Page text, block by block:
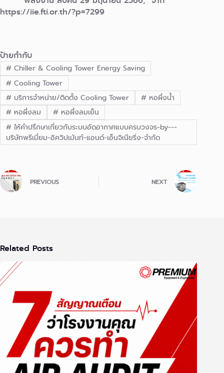
https://iie.fti.or.th/?p=7299
ป้ายกำกับ
# Chiller & Cooling Tower Energy Saving
# Cooling Tower
# บริการจำหน่าย/ติดตั้ง Cooling Tower # หอผึ่งน้ำ
# หอผึ่งลม # หอผึ่งลมเย็น
# ให้คำปรึกษาเกี่ยวกับระบบอัดอากาศแบบครบวงจร-by---
บริษัทพรีเมี่ยม-อิควิปเม้นท์-แอนด์-เอ็นจิเนียริ่ง-จำกัด
PREVIOUS NEXT
Related Posts